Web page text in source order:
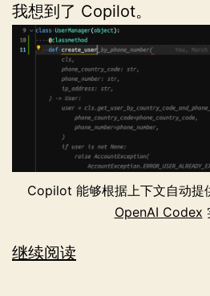
我想到了 Copilot。
Copilot 能够根据上下文自动提
OpenAI Codex
继续阅读